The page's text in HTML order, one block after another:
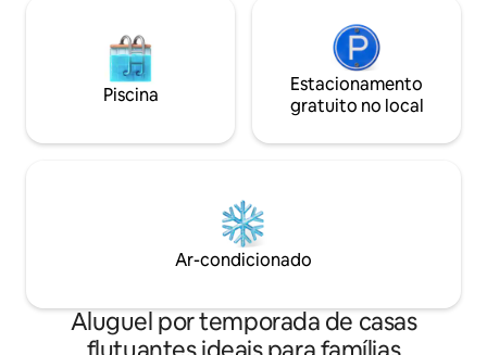
Piscina
Estacionamento
gratuito no local
Ar-condicionado
Aluguel por temporada de casas